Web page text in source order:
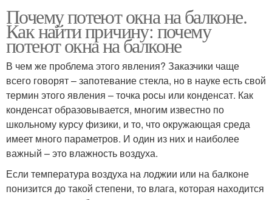
Почему потеют окна на балконе.
Как найти причину: почему
потеют окна на балконе
В чем же проблема этого явления? Заказчики чаще
всего говорят – запотевание стекла, но в науке есть свой
термин этого явления – точка росы или конденсат. Как
конденсат образовывается, многим известно по
школьному курсу физики, и то, что окружающая среда
имеет много параметров. И один из них и наиболее
важный – это влажность воздуха.
Если температура воздуха на лоджии или на балконе
понизится до такой степени, то влага, которая находится